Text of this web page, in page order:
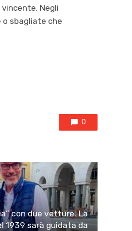
Negli
o sbagliate che
0
con due vetture. La
1939 sarà guidata da